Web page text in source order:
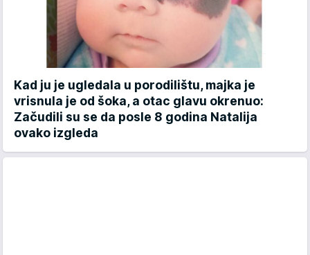
Kad ju je ugledala u porodilištu, majka je
vrisnula je od šoka, a otac glavu okrenuo:
Začudili su se da posle 8 godina Natalija
ovako izgleda